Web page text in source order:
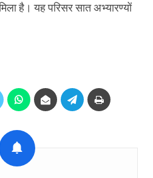
है। यह परिसर सात अभ्यारण्यों